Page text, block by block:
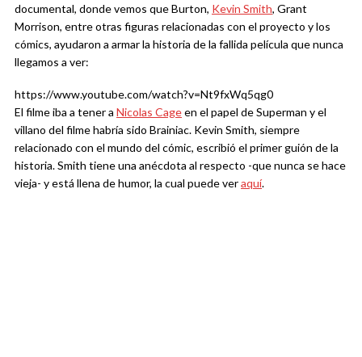
documental, donde vemos que Burton, Kevin Smith, Grant
Morrison, entre otras figuras relacionadas con el proyecto y los
cómics, ayudaron a armar la historia de la fallida película que nunca
llegamos a ver:
https://www.youtube.com/watch?v=Nt9fxWq5qg0
El filme iba a tener a Nicolas Cageen el papel de Superman y el
villano del filme habría sido Brainiac. Kevin Smith, siempre
relacionado con el mundo del cómic, escribió el primer guión de la
historia. Smith tiene una anécdota al respecto -que nunca se hace
vieja- y está llena de humor, la cual puede veraquí.